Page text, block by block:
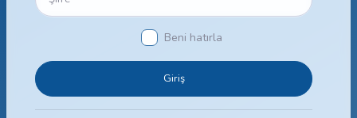
Beni hatırla
Giriş